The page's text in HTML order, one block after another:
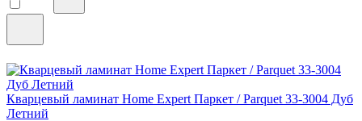
Кварцевый ламинат Home Expert Паркет / Parquet 33-3004 Дуб
Летний